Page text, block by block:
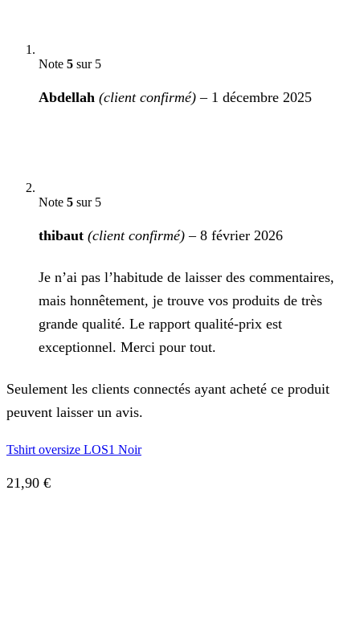
Note 5 sur 5
Abdellah (client confirmé) – 1 décembre 2025
Note 5 sur 5
thibaut (client confirmé) – 8 février 2026
Je n’ai pas l’habitude de laisser des commentaires,
mais honnêtement, je trouve vos produits de très
grande qualité. Le rapport qualité-prix est
exceptionnel. Merci pour tout.
Seulement les clients connectés ayant acheté ce produit
peuvent laisser un avis.
Tshirt oversize LOS1 Noir
21,90 €